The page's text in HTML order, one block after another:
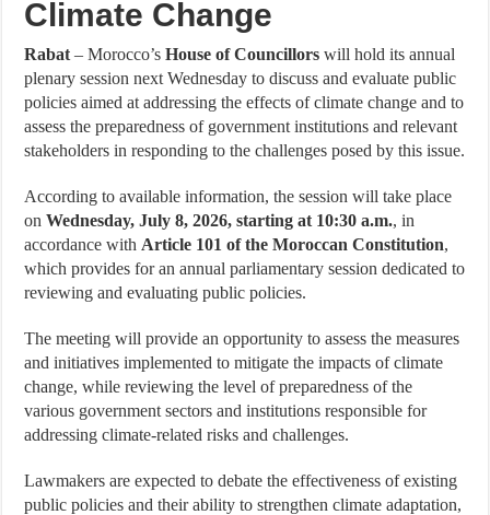
Climate Change
Rabat – Morocco’sHouse of Councillors will hold its annual
plenary session next Wednesday to discuss and evaluate public
policies aimed at addressing the effects of climate change and to
assess the preparedness of government institutions and relevant
stakeholders in responding to the challenges posed by this issue.
According to available information, the session will take place
onWednesday, July 8, 2026, starting at 10:30 a.m., in
accordance with Article 101 of the Moroccan Constitution,
which provides for an annual parliamentary session dedicated to
reviewing and evaluating public policies.
The meeting will provide an opportunity to assess the measures
and initiatives implemented to mitigate the impacts of climate
change, while reviewing the level of preparedness of the
various government sectors and institutions responsible for
addressing climate-related risks and challenges.
Lawmakers are expected to debate the effectiveness of existing
public policies and their ability to strengthen climate adaptation,